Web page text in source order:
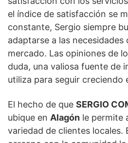
el índice de satisfacción se
constante, Sergio siempre
adaptarse a las necesidades
mercado. Las opiniones de
duda, una valiosa fuente de
utiliza para seguir creciendo
El hecho de que SERGIO
ubique en Alagón le permite
variedad de clientes locales.